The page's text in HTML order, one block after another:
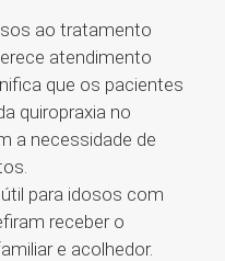
ao tratamento
atendimento
que os pacientes
quiropraxia no
a necessidade de
para idosos com
receber o
e acolhedor.